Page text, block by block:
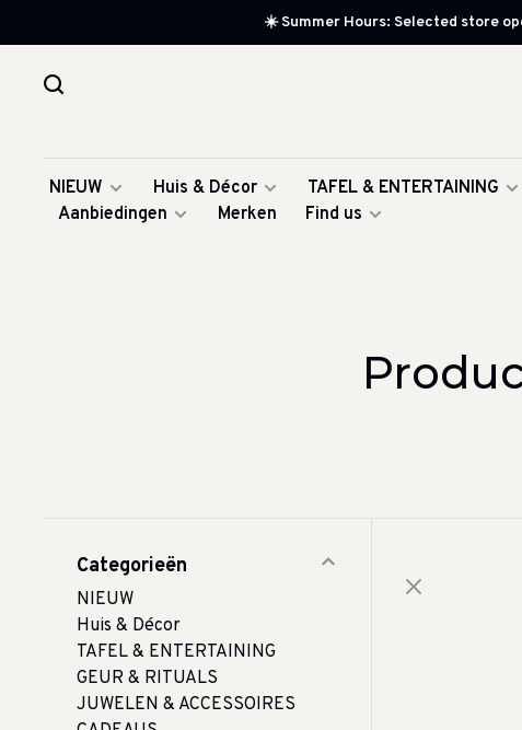
☀️ Summer Hours: Selected store
NIEUW Huis & Décor TAFEL & ENTERTAINING
Aanbiedingen
Merken Find us
Categorieën
NIEUW
Huis & Décor
TAFEL & ENTERTAINING
GEUR & RITUALS
JUWELEN & ACCESSOIRES